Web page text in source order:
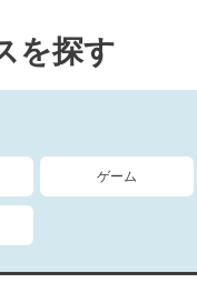
を探す
ゲーム